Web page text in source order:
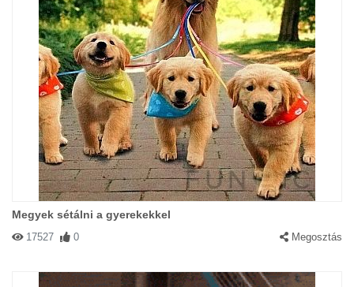
Megyek sétálni a gyerekekkel
17527 0 Megosztás